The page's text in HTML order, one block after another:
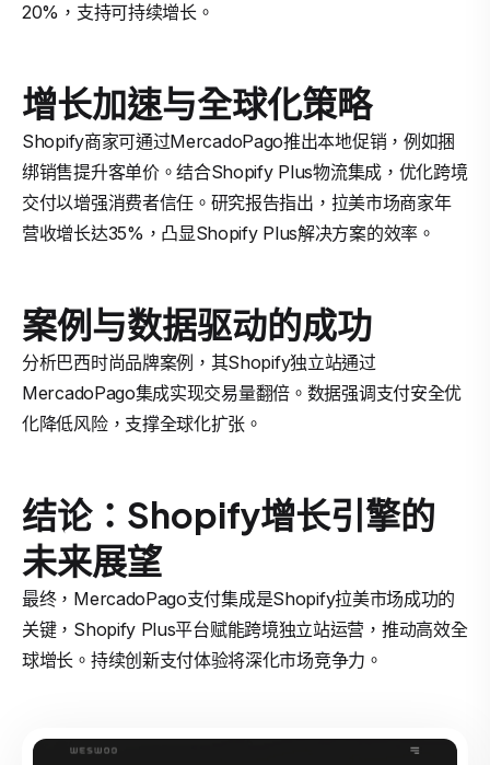
20%，支持可持续增长。
增长加速与全球化策略
Shopify商家可通过MercadoPago推出本地促销，例如捆
绑销售提升客单价。结合Shopify Plus物流集成，优化跨境
交付以增强消费者信任。研究报告指出，拉美市场商家年
营收增长达35%，凸显Shopify Plus解决方案的效率。
案例与数据驱动的成功
分析巴西时尚品牌案例，其Shopify独立站通过
MercadoPago集成实现交易量翻倍。数据强调支付安全优
化降低风险，支撑全球化扩张。
结论：Shopify增长引擎的
未来展望
最终，MercadoPago支付集成是Shopify拉美市场成功的
关键，Shopify Plus平台赋能跨境独立站运营，推动高效全
球增长。持续创新支付体验将深化市场竞争力。